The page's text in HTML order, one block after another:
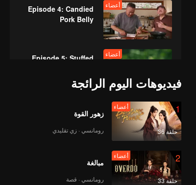
أعضاء
Episode 4: Candied
Pork Belly
أعضاء
Episode 5: Stuffed
أعضاء
Sauce Chicken
أعضاء
Flower Goose
فيديوهات اليوم الرائجة
1
حلقة 36
أعضاء
زهور القوة
رومانسي · زي تقليدي
2
حلقة 33
أعضاء
مبالغة
رومانسي · قصة